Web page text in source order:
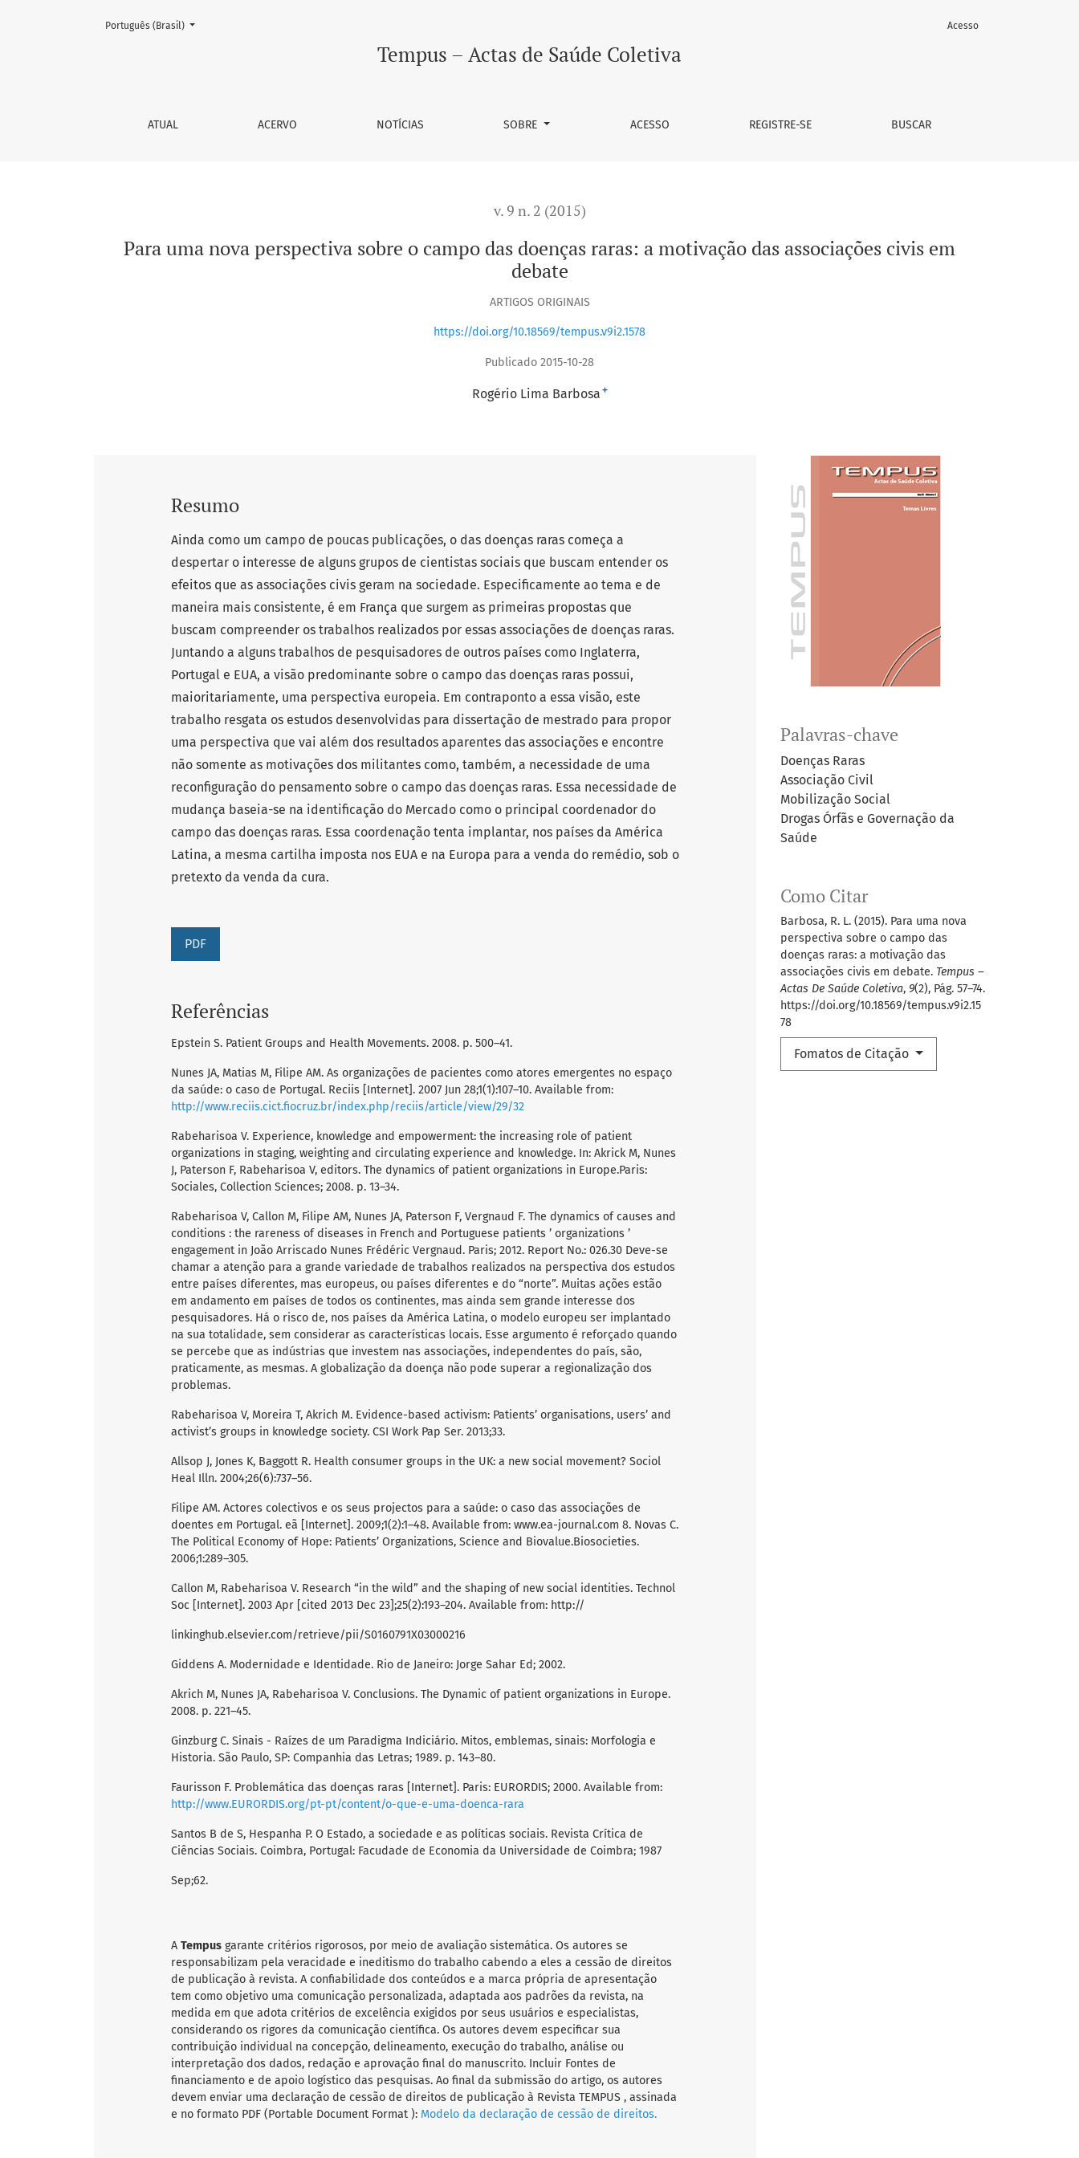
Para uma nova perspectiva sobre o campo das doenças raras: a motivação das associações civis em debate
Tempus – Actas de Saúde Coletiva
ATUAL ACERVO NOTÍCIAS SOBRE ACESSO REGISTRE-SE BUSCAR
Acesso
Mudar o idioma. O atual é:
Português (Brasil)
v. 9 n. 2 (2015)
Para uma nova perspectiva sobre o campo das doenças raras: a motivação das associações civis em
debate
ARTIGOS ORIGINAIS
https://doi.org/10.18569/tempus.v9i2.1578
Publicado 2015-10-28
Rogério Lima Barbosa +
Palavras-chave
Doenças Raras
Associação Civil
Mobilização Social
Drogas Órfãs e Governação da
Saúde
Como Citar
Barbosa, R. L. (2015). Para uma nova
perspectiva sobre o campo das
doenças raras: a motivação das
associações civis em debate. Tempus –
Actas De Saúde Coletiva, 9(2), Pág. 57–74.
https://doi.org/10.18569/tempus.v9i2.15
78
Fomatos de Citação
Resumo
Ainda como um campo de poucas publicações, o das doenças raras começa a
despertar o interesse de alguns grupos de cientistas sociais que buscam entender os
efeitos que as associações civis geram na sociedade. Especificamente ao tema e de
maneira mais consistente, é em França que surgem as primeiras propostas que
buscam compreender os trabalhos realizados por essas associações de doenças raras.
Juntando a alguns trabalhos de pesquisadores de outros países como Inglaterra,
Portugal e EUA, a visão predominante sobre o campo das doenças raras possui,
maioritariamente, uma perspectiva europeia. Em contraponto a essa visão, este
trabalho resgata os estudos desenvolvidas para dissertação de mestrado para propor
uma perspectiva que vai além dos resultados aparentes das associações e encontre
não somente as motivações dos militantes como, também, a necessidade de uma
reconfiguração do pensamento sobre o campo das doenças raras. Essa necessidade de
mudança baseia-se na identificação do Mercado como o principal coordenador do
campo das doenças raras. Essa coordenação tenta implantar, nos países da América
Latina, a mesma cartilha imposta nos EUA e na Europa para a venda do remédio, sob o
pretexto da venda da cura.
PDF
Referências
Epstein S. Patient Groups and Health Movements. 2008. p. 500–41.
Nunes JA, Matias M, Filipe AM. As organizações de pacientes como atores emergentes no espaço
da saúde: o caso de Portugal. Reciis [Internet]. 2007 Jun 28;1(1):107–10. Available from:
http://www.reciis.cict.fiocruz.br/index.php/reciis/article/view/29/32
Rabeharisoa V. Experience, knowledge and empowerment: the increasing role of patient
organizations in staging, weighting and circulating experience and knowledge. In: Akrick M, Nunes
J, Paterson F, Rabeharisoa V, editors. The dynamics of patient organizations in Europe.Paris:
Sociales, Collection Sciences; 2008. p. 13–34.
Rabeharisoa V, Callon M, Filipe AM, Nunes JA, Paterson F, Vergnaud F. The dynamics of causes and
conditions : the rareness of diseases in French and Portuguese patients ’ organizations ’
engagement in João Arriscado Nunes Frédéric Vergnaud. Paris; 2012. Report No.: 026.30 Deve-se
chamar a atenção para a grande variedade de trabalhos realizados na perspectiva dos estudos
entre países diferentes, mas europeus, ou países diferentes e do “norte”. Muitas ações estão
em andamento em países de todos os continentes, mas ainda sem grande interesse dos
pesquisadores. Há o risco de, nos países da América Latina, o modelo europeu ser implantado
na sua totalidade, sem considerar as características locais. Esse argumento é reforçado quando
se percebe que as indústrias que investem nas associações, independentes do país, são,
praticamente, as mesmas. A globalização da doença não pode superar a regionalização dos
problemas.
Rabeharisoa V, Moreira T, Akrich M. Evidence-based activism: Patients’ organisations, users’ and
activist’s groups in knowledge society. CSI Work Pap Ser. 2013;33.
Allsop J, Jones K, Baggott R. Health consumer groups in the UK: a new social movement? Sociol
Heal Illn. 2004;26(6):737–56.
Filipe AM. Actores colectivos e os seus projectos para a saúde: o caso das associações de
doentes em Portugal. eã [Internet]. 2009;1(2):1–48. Available from: www.ea-journal.com 8. Novas C.
The Political Economy of Hope: Patients’ Organizations, Science and Biovalue.Biosocieties.
2006;1:289–305.
Callon M, Rabeharisoa V. Research “in the wild” and the shaping of new social identities. Technol
Soc [Internet]. 2003 Apr [cited 2013 Dec 23];25(2):193–204. Available from: http://
linkinghub.elsevier.com/retrieve/pii/S0160791X03000216
Giddens A. Modernidade e Identidade. Rio de Janeiro: Jorge Sahar Ed; 2002.
Akrich M, Nunes JA, Rabeharisoa V. Conclusions. The Dynamic of patient organizations in Europe.
2008. p. 221–45.
Ginzburg C. Sinais - Raízes de um Paradigma Indiciário. Mitos, emblemas, sinais: Morfologia e
Historia. São Paulo, SP: Companhia das Letras; 1989. p. 143–80.
Faurisson F. Problemática das doenças raras [Internet]. Paris: EURORDIS; 2000. Available from:
http://www.EURORDIS.org/pt-pt/content/o-que-e-uma-doenca-rara
Santos B de S, Hespanha P. O Estado, a sociedade e as políticas sociais. Revista Crítica de
Ciências Sociais. Coimbra, Portugal: Facudade de Economia da Universidade de Coimbra; 1987
Sep;62.
A Tempus garante critérios rigorosos, por meio de avaliação sistemática. Os autores se
responsabilizam pela veracidade e ineditismo do trabalho cabendo a eles a cessão de direitos
de publicação à revista. A confiabilidade dos conteúdos e a marca própria de apresentação
tem como objetivo uma comunicação personalizada, adaptada aos padrões da revista, na
medida em que adota critérios de excelência exigidos por seus usuários e especialistas,
considerando os rigores da comunicação científica. Os autores devem especificar sua
contribuição individual na concepção, delineamento, execução do trabalho, análise ou
interpretação dos dados, redação e aprovação final do manuscrito. Incluir Fontes de
financiamento e de apoio logístico das pesquisas. Ao final da submissão do artigo, os autores
devem enviar uma declaração de cessão de direitos de publicação à Revista TEMPUS , assinada
e no formato PDF (Portable Document Format ): Modelo da declaração de cessão de direitos.